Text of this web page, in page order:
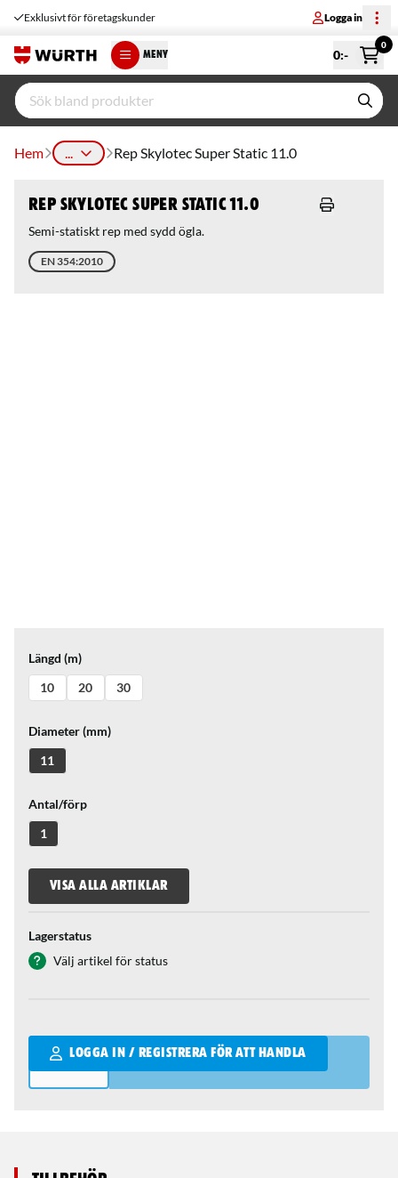
Exklusivt för företagskunder Logga in
MENY 0:-
0
Hem ... Rep Skylotec Super Static 11.0
Rep Skylotec Super Static 11.0
Semi-statiskt rep med sydd ögla.
EN 354:2010
Längd (m)
10
20 30
Diameter (mm)
11
Antal/förp
1
VISA ALLA ARTIKLAR
Lagerstatus
Välj artikel för status
LOGGA IN / REGISTRERA FÖR ATT HANDLA
Qantity